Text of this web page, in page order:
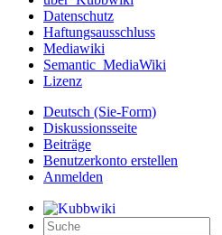
Datenschutz
Haftungsausschluss
Mediawiki
Semantic_MediaWiki
Lizenz
Deutsch (Sie-Form)‎
Diskussionsseite
Beiträge
Benutzerkonto erstellen
Anmelden